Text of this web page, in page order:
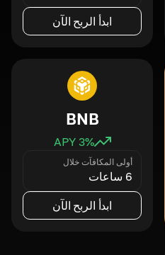
ابدأ الربح الآن
BNB
3% APY
أولى المكافآت خلال
6 ساعات
ابدأ الربح الآن